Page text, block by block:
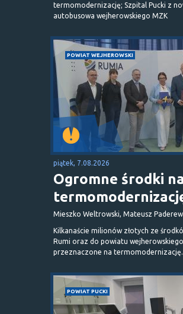
termomodernizację; Szpital Pucki z
autobusowa wejherowskiego MZK
POWIAT WEJHEROWSKI
piątek, 7.08.2026
Ogromne środki na
Mieszko Weltrowski, Mateusz
Kilkanaście milionów złotych ze
Rumi oraz do powiatu
przeznaczone na termomodernizację.
POWIAT PUCKI